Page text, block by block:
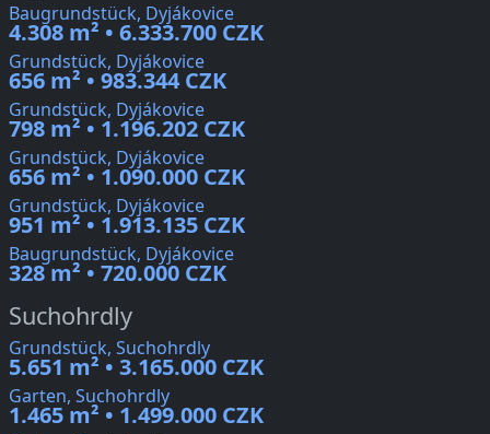
Baugrundstück, Dyjákovice
4.308 m² • 6.333.700 CZK
Grundstück, Dyjákovice
656 m² • 983.344 CZK
Grundstück, Dyjákovice
798 m² • 1.196.202 CZK
Grundstück, Dyjákovice
656 m² • 1.090.000 CZK
Grundstück, Dyjákovice
951 m² • 1.913.135 CZK
Baugrundstück, Dyjákovice
328 m² • 720.000 CZK
Suchohrdly
Grundstück, Suchohrdly
5.651 m² • 3.165.000 CZK
Garten, Suchohrdly
1.465 m² • 1.499.000 CZK